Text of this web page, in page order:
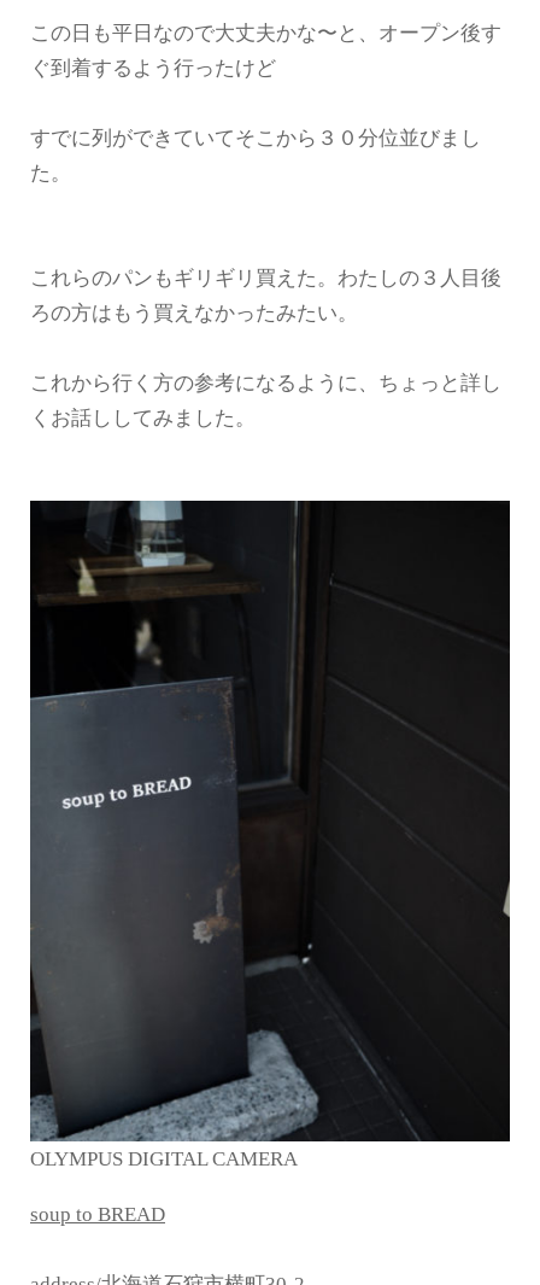
この日も平日なので大丈夫かな〜と、オープン後す
ぐ到着するよう行ったけど
すでに列ができていてそこから３０分位並びまし
た。
これらのパンもギリギリ買えた。わたしの３人目後
ろの方はもう買えなかったみたい。
これから行く方の参考になるように、ちょっと詳し
くお話ししてみました。
OLYMPUS DIGITAL CAMERA
soup to BREAD